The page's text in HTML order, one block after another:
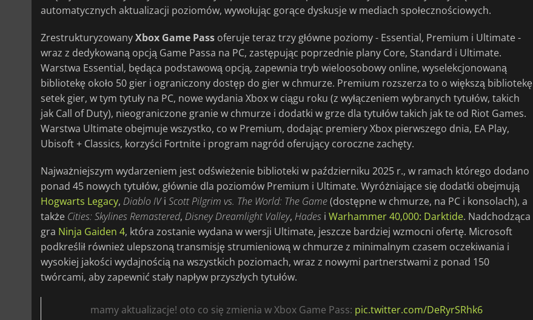
automatycznych aktualizacji poziomów, wywołując gorące dyskusje w mediach społecznościowych.
ZrestrukturyzowanyXbox Game Pass oferuje teraz trzy główne poziomy - Essential, Premium i Ultimate -
wraz z dedykowaną opcją Game Passa na PC, zastępując poprzednie plany Core, Standard i Ultimate.
Warstwa Essential, będąca podstawową opcją, zapewnia tryb wieloosobowy online, wyselekcjonowaną
bibliotekę około 50 gier i ograniczony dostęp do gier w chmurze. Premium rozszerza to o większą bibliotekę
setek gier, w tym tytuły na PC, nowe wydania Xbox w ciągu roku (z wyłączeniem wybranych tytułów, takich
jak Call of Duty), nieograniczone granie w chmurze i dodatki w grze dla tytułów takich jak te od Riot Games.
Warstwa Ultimate obejmuje wszystko, co w Premium, dodając premiery Xbox pierwszego dnia, EA Play,
Ubisoft + Classics, korzyści Fortnite i program nagród oferujący coroczne zachęty.
Najważniejszym wydarzeniem jest odświeżenie biblioteki w październiku 2025 r., w ramach którego dodano
ponad 45 nowych tytułów, głównie dla poziomów Premium i Ultimate. Wyróżniające się dodatki obejmują
Hogwarts Legacy, Diablo IVi Scott Pilgrim vs. The World: The Game(dostępne w chmurze, na PC i konsolach), a
także Cities: Skylines Remastered, Disney Dreamlight Valley, Hades i Warhammer 40,000: Darktide. Nadchodząca
gra Ninja Gaiden 4, która zostanie wydana w wersji Ultimate, jeszcze bardziej wzmocni ofertę. Microsoft
podkreślił również ulepszoną transmisję strumieniową w chmurze z minimalnym czasem oczekiwania i
wysokiej jakości wydajnością na wszystkich poziomach, wraz z nowymi partnerstwami z ponad 150
twórcami, aby zapewnić stały napływ przyszłych tytułów.
mamy aktualizacje! oto co się zmienia w Xbox Game Pass: pic.twitter.com/DeRyrSRhk6